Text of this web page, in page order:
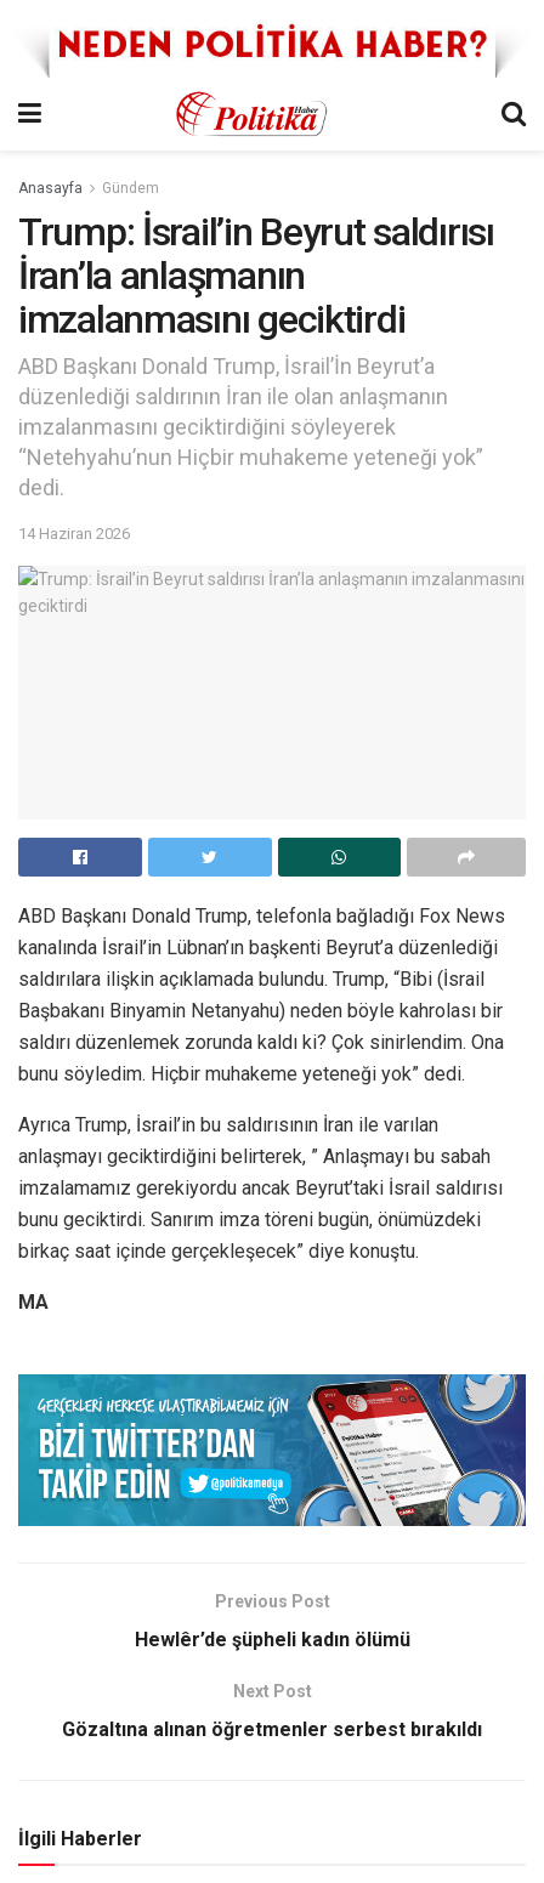
Anasayfa Gündem
Trump: İsrail’in Beyrut saldırısı
İran’la anlaşmanın
imzalanmasını geciktirdi
ABD Başkanı Donald Trump, İsrail’İn Beyrut’a
düzenlediği saldırının İran ile olan anlaşmanın
imzalanmasını geciktirdiğini söyleyerek
“Netehyahu’nun Hiçbir muhakeme yeteneği yok”
dedi.
14 Haziran 2026
ABD Başkanı Donald Trump, telefonla bağladığı Fox News
kanalında İsrail’in Lübnan’ın başkenti Beyrut’a düzenlediği
saldırılara ilişkin açıklamada bulundu. Trump, “Bibi (İsrail
Başbakanı Binyamin Netanyahu) neden böyle kahrolası bir
saldırı düzenlemek zorunda kaldı ki? Çok sinirlendim. Ona
bunu söyledim. Hiçbir muhakeme yeteneği yok” dedi.
Ayrıca Trump, İsrail’in bu saldırısının İran ile varılan
anlaşmayı geciktirdiğini belirterek, ” Anlaşmayı bu sabah
imzalamamız gerekiyordu ancak Beyrut’taki İsrail saldırısı
bunu geciktirdi. Sanırım imza töreni bugün, önümüzdeki
birkaç saat içinde gerçekleşecek” diye konuştu.
MA
Previous Post
Hewlêr’de şüpheli kadın ölümü
Next Post
Gözaltına alınan öğretmenler serbest bırakıldı
İlgili Haberler